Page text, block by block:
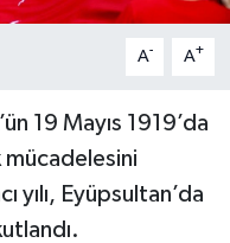
A- A+
19 Mayıs 1919’da
mücadelesini
yılı, Eyüpsultan’da